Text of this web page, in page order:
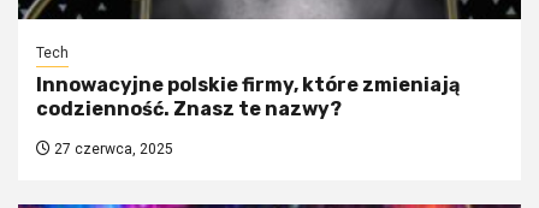
Tech
Innowacyjne polskie firmy, które zmieniają
codzienność. Znasz te nazwy?
27 czerwca, 2025